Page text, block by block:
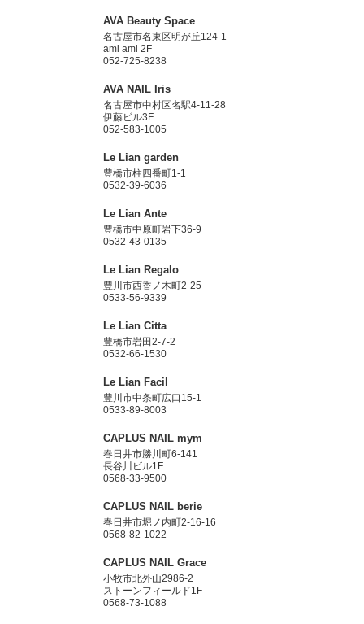
AVA Beauty Space
名古屋市名東区明が丘124-1
ami ami 2F
052-725-8238
AVA NAIL Iris
名古屋市中村区名駅4-11-28
伊藤ビル3F
052-583-1005
Le Lian garden
豊橋市柱四番町1-1
0532-39-6036
Le Lian Ante
豊橋市中原町岩下36-9
0532-43-0135
Le Lian Regalo
豊川市西香ノ木町2-25
0533-56-9339
Le Lian Citta
豊橋市岩田2-7-2
0532-66-1530
Le Lian Facil
豊川市中条町広口15-1
0533-89-8003
CAPLUS NAIL mym
春日井市勝川町6-141
長谷川ビル1F
0568-33-9500
CAPLUS NAIL berie
春日井市堀ノ内町2-16-16
0568-82-1022
CAPLUS NAIL Grace
小牧市北外山2986-2
ストーンフィールド1F
0568-73-1088